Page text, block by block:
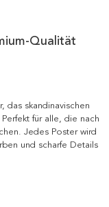
Qualität
das skandinavischen
für alle, die nach
Jedes Poster wird
und scharfe Details